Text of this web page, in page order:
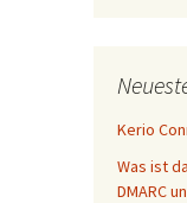
Kerio
Was ist
DMARC